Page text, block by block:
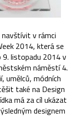
v rámci
2014, která se
9. listopadu 2014 v
náměstí 4.
umělců, módních
také na Design
má za cíl ukázat
designem